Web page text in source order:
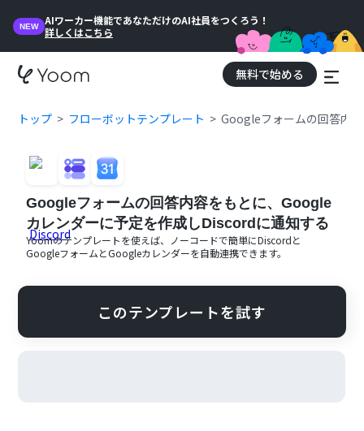
NEW
AIワーカー機能であなただけのAI社員をつくろう！
詳しくはこちら
無料で始める
トップ フローボットテンプレート Googleフォームの回答内
Googleフォームの回答内容をもとに、Google
カレンダーに予定を作成しDiscordに通知する
Yoomのテンプレートを使えば、ノーコードで簡単にDiscordと
GoogleフォームとGoogleカレンダーを自動連携できます。
このテンプレートを試す